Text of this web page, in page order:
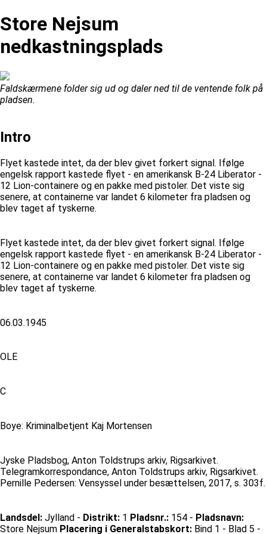
Store Nejsum
nedkastningsplads
Faldskærmene folder sig ud og daler ned til de ventende folk på
pladsen.
Intro
Flyet kastede intet, da der blev givet forkert signal. Ifølge
engelsk rapport kastede flyet - en amerikansk B-24 Liberator -
12 Lion-containere og en pakke med pistoler. Det viste sig
senere, at containerne var landet 6 kilometer fra pladsen og
blev taget af tyskerne.
Flyet kastede intet, da der blev givet forkert signal. Ifølge
engelsk rapport kastede flyet - en amerikansk B-24 Liberator -
12 Lion-containere og en pakke med pistoler. Det viste sig
senere, at containerne var landet 6 kilometer fra pladsen og
blev taget af tyskerne.
06.03.1945
OLE
C
Boye: Kriminalbetjent Kaj Mortensen
Jyske Pladsbog, Anton Toldstrups arkiv, Rigsarkivet.
Telegramkorrespondance, Anton Toldstrups arkiv, Rigsarkivet.
Pernille Pedersen: Vensyssel under besættelsen, 2017, s. 303f.
Landsdel: Jylland - Distrikt: 1 Pladsnr.: 154 - Pladsnavn:
Store Nejsum Placering i Generalstabskort: Bind 1 - Blad 5 -